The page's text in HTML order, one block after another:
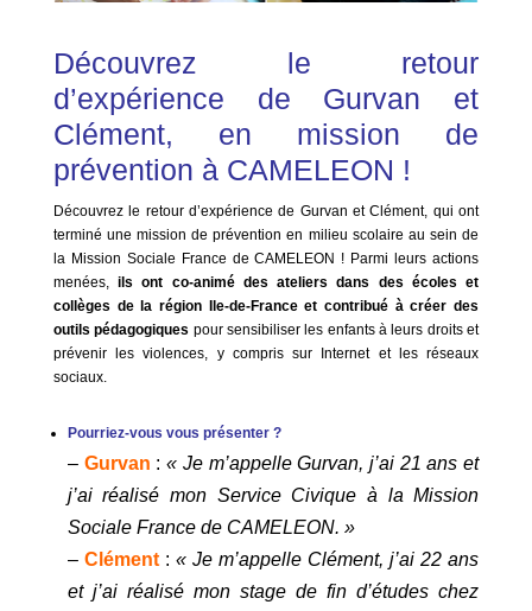
Découvrez le retour
d’expérience de Gurvan et
Clément, en mission de
prévention à CAMELEON !
Découvrez le retour d’expérience de Gurvan et Clément, qui ont
terminé une mission de prévention en milieu scolaire au sein de
la Mission Sociale France de CAMELEON ! Parmi leurs actions
menées,ils ont co-animé des ateliers dans des écoles et
collèges de la région Ile-de-France et contribué à créer des
outils pédagogiques pour sensibiliser les enfants à leurs droits et
prévenir les violences, y compris sur Internet et les réseaux
sociaux.
Pourriez-vous vous présenter ?
– Gurvan : « Je m’appelle Gurvan, j’ai 21 ans et
j’ai réalisé mon Service Civique à la Mission
Sociale France de CAMELEON. »
– Clément : « Je m’appelle Clément, j’ai 22 ans
et j’ai réalisé mon stage de fin d’études chez